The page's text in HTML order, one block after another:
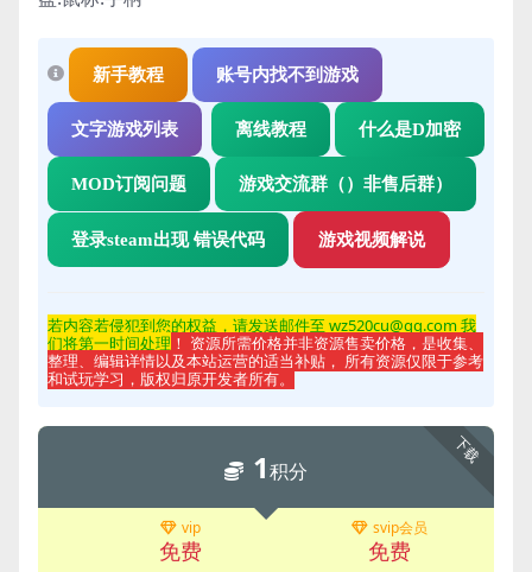
新手教程 账号内找不到游戏
文字游戏列表 离线教程 什么是D加密
MOD订阅问题 游戏交流群（）非售后群）
登录steam出现 错误代码 游戏视频解说
若内容若侵犯到您的权益，请发送邮件至 wz520cu@qq.com 我
们将第一时间处理 ！ 资源所需价格并非资源售卖价格，是收集、
整理、编辑详情以及本站运营的适当补贴， 所有资源仅限于参考
和试玩学习，版权归原开发者所有。
下载
1积分
vip
免费
svip会员
免费